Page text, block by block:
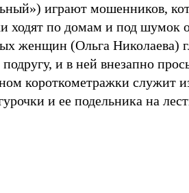
играют мошенников,
ходят по домам и под шумок
женщин (Ольга Николаева)
и в ней внезапно
короткометражки служит
и ее подельника на